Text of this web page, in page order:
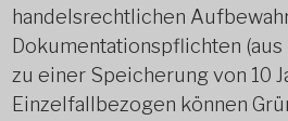
handelsrechtlichen
Dokumentationspflichten (aus
zu einer Speicherung von 10
Einzelfallbezogen können